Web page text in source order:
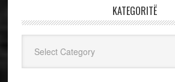
KATEGORITË